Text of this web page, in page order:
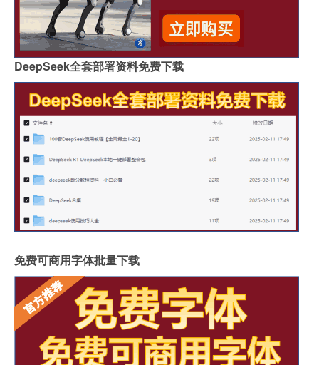
DeepSeek全套部署资料免费下载
免费可商用字体批量下载